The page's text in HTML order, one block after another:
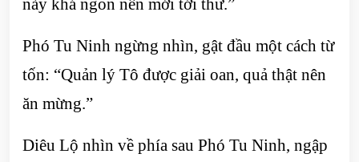
này khá ngon nên mới tới thử.”
Phó Tu Ninh ngừng nhìn, gật đầu một cách từ
tốn: “Quản lý Tô được giải oan, quả thật nên
ăn mừng.”
Diêu Lộ nhìn về phía sau Phó Tu Ninh, ngập